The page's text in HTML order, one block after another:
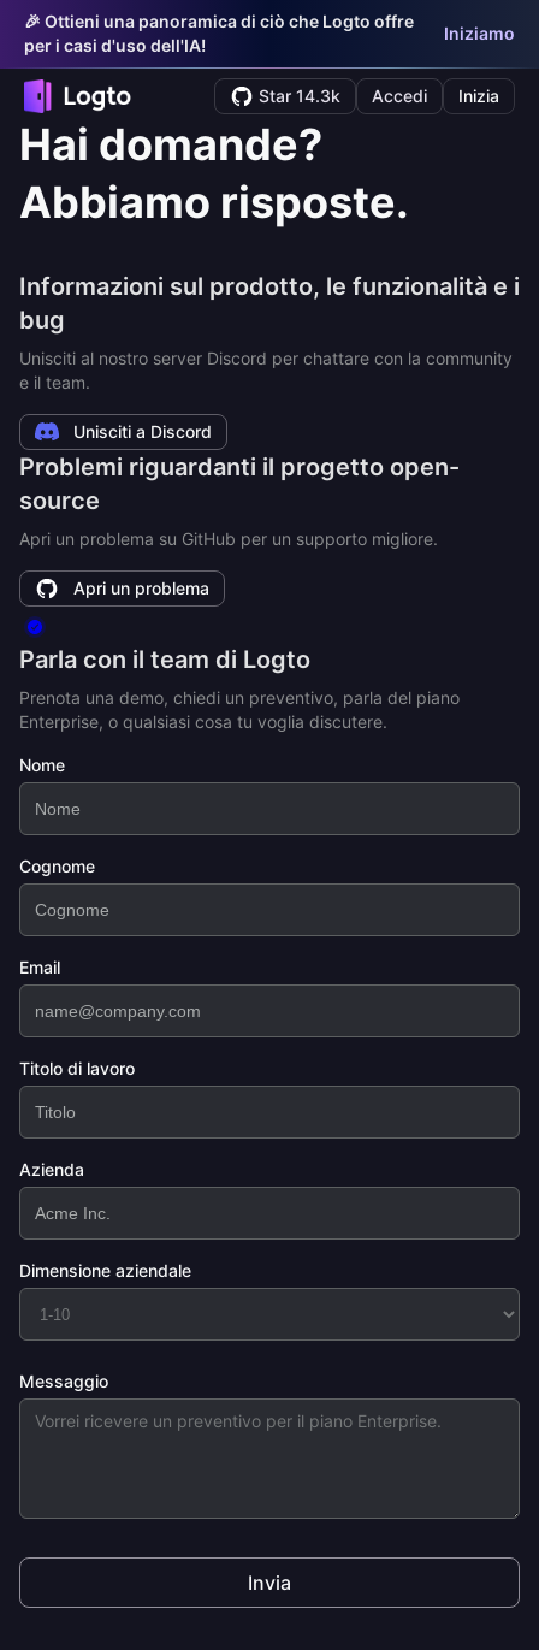
🎉 Ottieni una panoramica di ciò che Logto offre
per i casi d'uso dell'IA!
Iniziamo
Star 14.3k Accedi Inizia
Hai domande?
Abbiamo risposte.
Informazioni sul prodotto, le funzionalità e i
bug
Unisciti al nostro server Discord per chattare con la community
e il team.
Unisciti a Discord
Problemi riguardanti il progetto open-
source
Apri un problema su GitHub per un supporto migliore.
Apri un problema
Parla con il team di Logto
Prenota una demo, chiedi un preventivo, parla del piano
Enterprise, o qualsiasi cosa tu voglia discutere.
Nome
Cognome
Email
Titolo di lavoro
Azienda
Dimensione aziendale
Messaggio
Invia